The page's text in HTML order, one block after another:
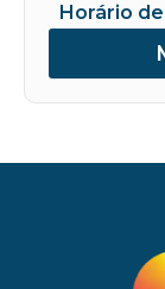
Horário